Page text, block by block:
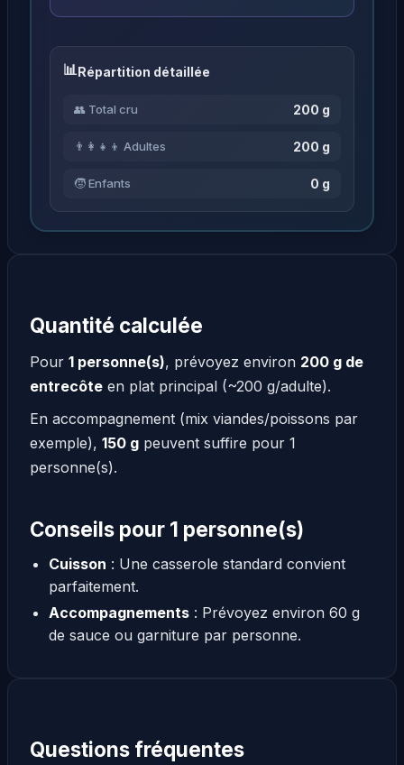
Répartition détaillée
👥 Total cru 200 g
👨‍👩‍👧‍👦 Adultes 200 g
🧒 Enfants 0 g
Quantité calculée
Pour 1 personne(s), prévoyez environ 200 g de
entrecôte en plat principal (~200 g/adulte).
En accompagnement (mix viandes/poissons par
exemple), 150 g peuvent suffire pour 1
personne(s).
Conseils pour 1 personne(s)
Cuisson : Une casserole standard convient
parfaitement.
Accompagnements: Prévoyez environ 60 g
de sauce ou garniture par personne.
Questions fréquentes